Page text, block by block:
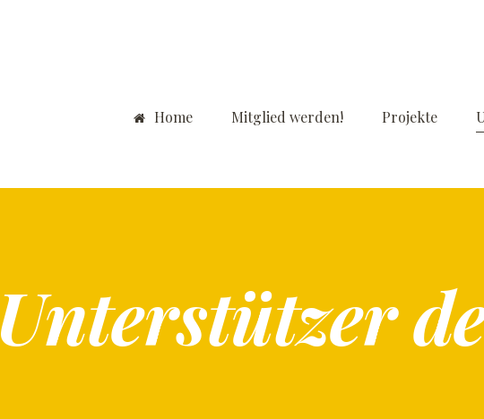
Home Mitglied werden! Projekte
Unterstützer